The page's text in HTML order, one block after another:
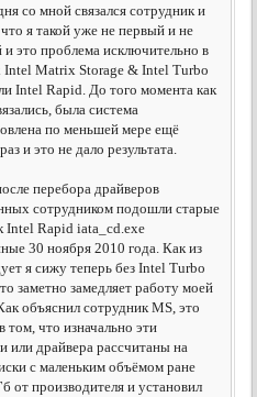
со мной связался сотрудник и
я такой уже не первый и не
и это проблема исключительно в
Intel Matrix Storage & Intel Turbo
Intel Rapid. До того момента как
была система
по меньшей мере ещё
и это не дало результата.
перебора драйверов
сотрудником подошли старые
Intel Rapid iata_cd.exe
30 ноября 2010 года. Как из
я сижу теперь без Intel Turbo
заметно замедляет работу моей
объяснил сотрудник MS, это
том, что изначально эти
или драйвера рассчитаны на
с маленьким объёмом ране
от производителя и установил